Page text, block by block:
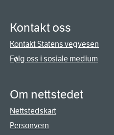
Kontakt oss
Kontakt Statens vegvesen
Følg oss i sosiale medium
Om nettstedet
Nettstedskart
Personvern